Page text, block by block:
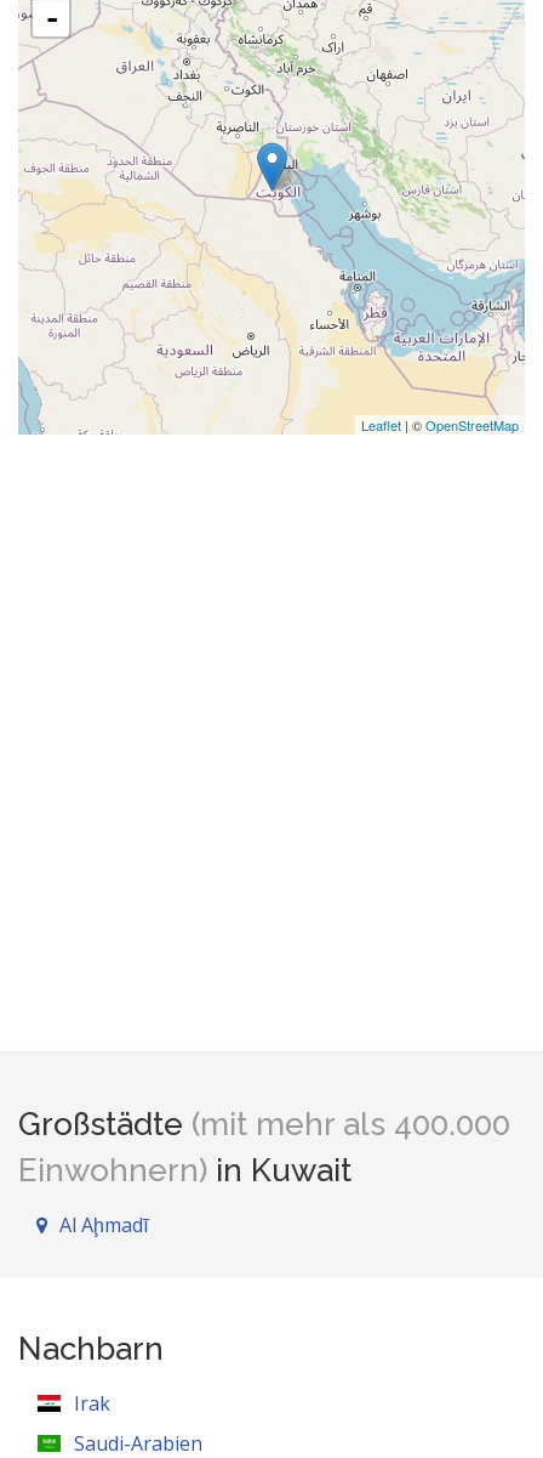
-
Leaflet | ©OpenStreetMap
Großstädte (mit mehr als 400.000
Einwohnern) in Kuwait
Al Aḩmadī
Nachbarn
Irak
Saudi-Arabien